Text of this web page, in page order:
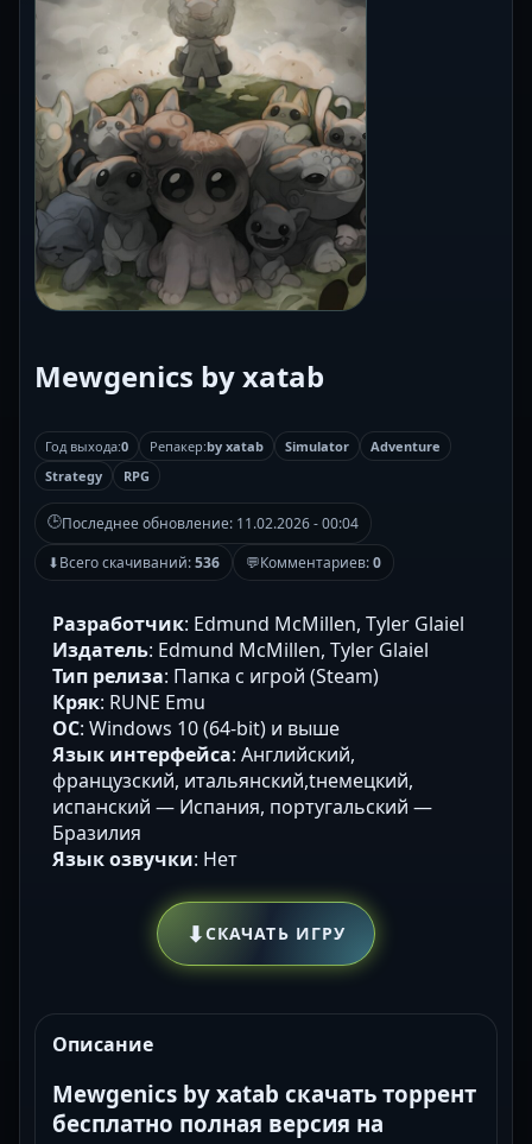
Mewgenics by xatab
Год выхода:0 Репакер:by xatab Simulator
Adventure
Strategy
RPG
🕒Последнее обновление: 11.02.2026 - 00:04
⬇Всего скачиваний:536 💬Комментариев:0
Разработчик: Edmund McMillen, Tyler Glaiel
Издатель: Edmund McMillen, Tyler Glaiel
Тип релиза: Папка с игрой (Steam)
Кряк: RUNE Emu
ОС: Windows 10 (64-bit) и выше
Язык интерфейса: Английский,
французский, итальянский,tнемецкий,
испанский — Испания, португальский —
Бразилия
Язык озвучки: Нет
⬇СКАЧАТЬ ИГРУ
Описание
Mewgenics by xatab скачать торрент
бесплатно полная версия на